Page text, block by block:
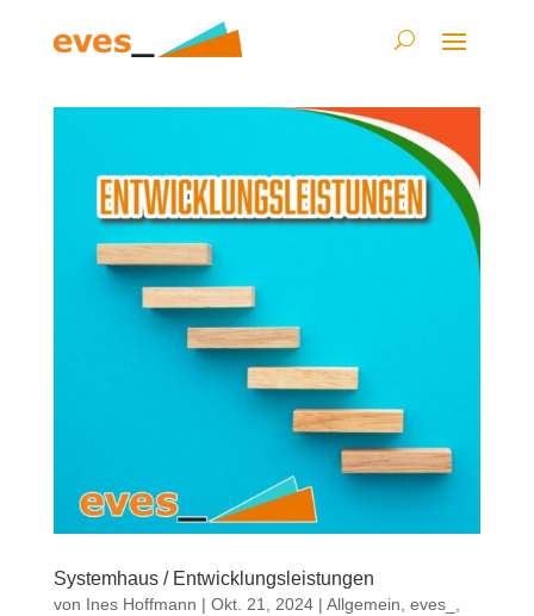
Systemhaus / Entwicklungsleistungen
von Ines Hoffmann | Okt. 21, 2024| Allgemein, eves_ ,